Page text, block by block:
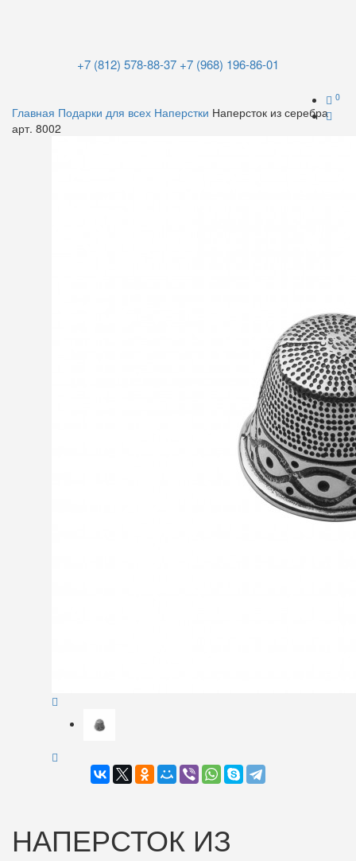
+7 (812) 578-88-37 +7 (968) 196-86-01
0
Главная Подарки для всех Наперстки Наперсток из серебра
арт. 8002
НАПЕРСТОК ИЗ